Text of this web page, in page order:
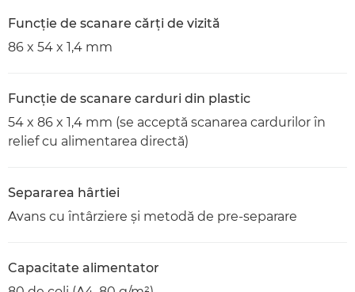
Funcţie de scanare cărţi de vizită
86 x 54 x 1,4 mm
Funcţie de scanare carduri din plastic
54 x 86 x 1,4 mm (se acceptă scanarea cardurilor în
relief cu alimentarea directă)
Separarea hârtiei
Avans cu întârziere şi metodă de pre-separare
Capacitate alimentator